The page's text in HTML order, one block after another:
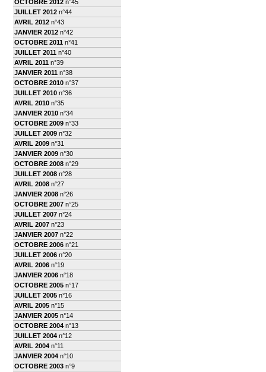
OCTOBRE 2012 n°45
JUILLET 2012 n°44
AVRIL 2012 n°43
JANVIER 2012 n°42
OCTOBRE 2011 n°41
JUILLET 2011 n°40
AVRIL 2011 n°39
JANVIER 2011 n°38
OCTOBRE 2010 n°37
JUILLET 2010 n°36
AVRIL 2010 n°35
JANVIER 2010 n°34
OCTOBRE 2009 n°33
JUILLET 2009 n°32
AVRIL 2009 n°31
JANVIER 2009 n°30
OCTOBRE 2008 n°29
JUILLET 2008 n°28
AVRIL 2008 n°27
JANVIER 2008 n°26
OCTOBRE 2007 n°25
JUILLET 2007 n°24
AVRIL 2007 n°23
JANVIER 2007 n°22
OCTOBRE 2006 n°21
JUILLET 2006 n°20
AVRIL 2006 n°19
JANVIER 2006 n°18
OCTOBRE 2005 n°17
JUILLET 2005 n°16
AVRIL 2005 n°15
JANVIER 2005 n°14
OCTOBRE 2004 n°13
JUILLET 2004 n°12
AVRIL 2004 n°11
JANVIER 2004 n°10
OCTOBRE 2003 n°9